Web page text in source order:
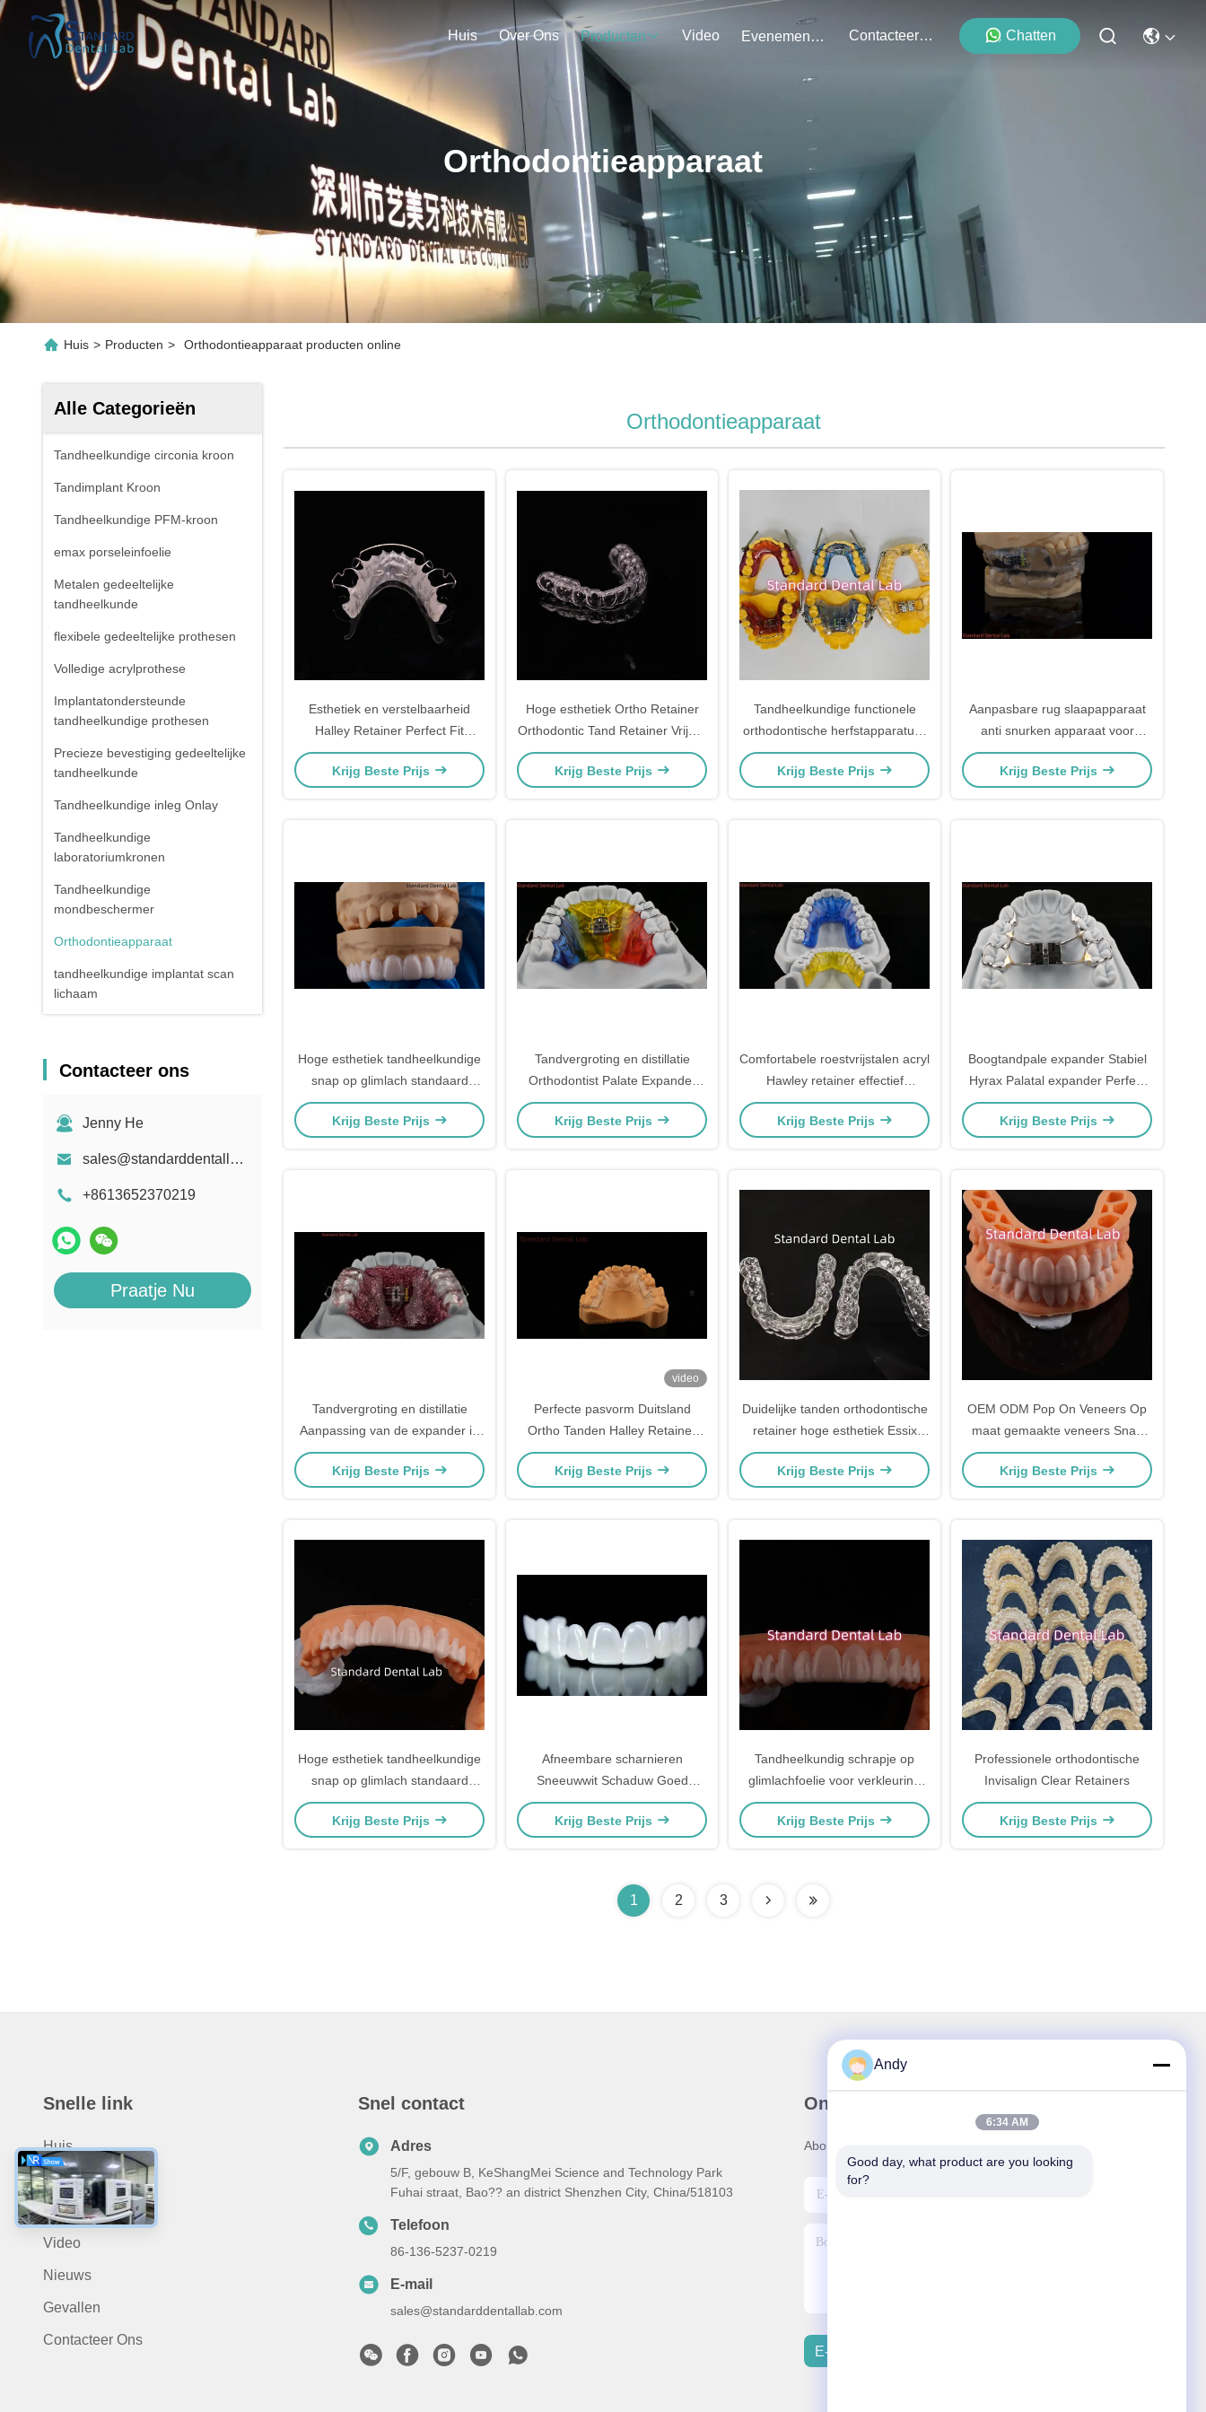
Huis Over Ons Producten Video Evenementen Contacteer Ons Chatten
Orthodontieapparaat
Huis > Producten > Orthodontieapparaat producten online
Alle Categorieën
Tandheelkundige circonia kroon
Tandimplant Kroon
Tandheelkundige PFM-kroon
emax porseleinfoelie
Metalen gedeeltelijke
tandheelkunde
flexibele gedeeltelijke prothesen
Volledige acrylprothese
Implantatondersteunde
tandheelkundige prothesen
Precieze bevestiging gedeeltelijke
tandheelkunde
Tandheelkundige inleg Onlay
Tandheelkundige
laboratoriumkronen
Tandheelkundige
mondbeschermer
Orthodontieapparaat
tandheelkundige implantat scan
lichaam
Contacteer ons
Jenny He
sales@standarddentallab.com
+8613652370219
Praatje Nu
Orthodontieapparaat
Esthetiek en verstelbaarheid
Halley Retainer Perfect Fit
Duitsland Ortho Tanden
Krijg Beste Prijs
Hoge esthetiek Ortho Retainer
Orthodontic Tand Retainer Vrijwel
onzichtbaar Gemiddeld Comfort
Krijg Beste Prijs
Tandheelkundige functionele
orthodontische herfstapparatuur
uit China tandheelkundig
laboratorium
Krijg Beste Prijs
Aanpasbare rug slaapapparaat
anti snurken apparaat voor
rustgevende slaap China
tandheelkundig laboratorium
Krijg Beste Prijs
Hoge esthetiek tandheelkundige
snap op glimlach standaard
tandheelkundig laboratorium
verwijderbaar tandheelkundig
Krijg Beste Prijs
Tandvergroting en distillatie
Orthodontist Palate Expander
China Tandheelkundig Lab
Krijg Beste Prijs
Comfortabele roestvrijstalen acryl
Hawley retainer effectief
orthodontieapparaat
Krijg Beste Prijs
Boogtandpale expander Stabiel
Hyrax Palatal expander Perfect
Fit SDL Tandheelkundige Lab
Orthodontie Apparaat
Krijg Beste Prijs
Tandvergroting en distillatie
Aanpassing van de expander in
de mond Orthodontist Palate
expander
Krijg Beste Prijs
video
Perfecte pasvorm Duitsland
Ortho Tanden Halley Retainer
voor esthetiek en verstelbaarheid
Krijg Beste Prijs
Duidelijke tanden orthodontische
retainer hoge esthetiek Essix
retainer
Krijg Beste Prijs
OEM ODM Pop On Veneers Op
maat gemaakte veneers Snap
On Smile
Krijg Beste Prijs
Hoge esthetiek tandheelkundige
snap op glimlach standaard
tandheelkundige lab
Krijg Beste Prijs
Afneembare scharnieren
Sneeuwwit Schaduw Goed
geschikt Tandheelkundig
Ontwerp Service
Krijg Beste Prijs
Tandheelkundig schrapje op
glimlachfoelie voor verkleuring
van tanden / gaten
Krijg Beste Prijs
Professionele orthodontische
Invisalign Clear Retainers
Krijg Beste Prijs
1 2 3
Snelle link
Huis
Producten
Over Ons
Video
Nieuws
Gevallen
Contacteer Ons
Snel contact
Adres
5/F, gebouw B, KeShangMei Science and Technology Park
Fuhai straat, Bao?? an district Shenzhen City, China/518103
Telefoon
86-136-5237-0219
E-mail
sales@standarddentallab.com
Onze Nieuwsbrief
Abonneer u op onze nieuwsbrief voor kortingen en meer.
E-Mail Verzenden
Andy
6:34 AM
Good day, what product are you looking
for?